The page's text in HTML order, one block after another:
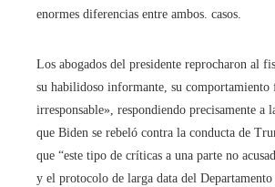
enormes diferencias entre ambos. casos.
Los abogados del presidente reprocharon al
su habilidoso informante, su comportamiento
irresponsable», respondiendo precisamente a
que Biden se rebeló contra la conducta de
que “este tipo de críticas a una parte no
y el protocolo de larga data del Departamento